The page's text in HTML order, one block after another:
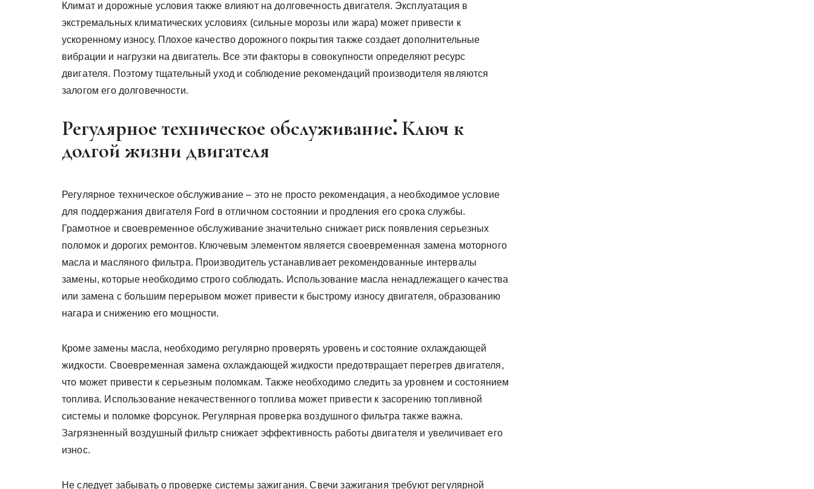
Климат и дорожные условия также влияют на долговечность двигателя. Эксплуатация в
экстремальных климатических условиях (сильные морозы или жара) может привести к
ускоренному износу. Плохое качество дорожного покрытия также создает дополнительные
вибрации и нагрузки на двигатель. Все эти факторы в совокупности определяют ресурс
двигателя. Поэтому тщательный уход и соблюдение рекомендаций производителя являются
залогом его долговечности.
Регулярное техническое обслуживание⁚ Ключ к
долгой жизни двигателя
Регулярное техническое обслуживание – это не просто рекомендация, а необходимое условие
для поддержания двигателя Ford в отличном состоянии и продления его срока службы.
Грамотное и своевременное обслуживание значительно снижает риск появления серьезных
поломок и дорогих ремонтов. Ключевым элементом является своевременная замена моторного
масла и масляного фильтра. Производитель устанавливает рекомендованные интервалы
замены, которые необходимо строго соблюдать. Использование масла ненадлежащего качества
или замена с большим перерывом может привести к быстрому износу двигателя, образованию
нагара и снижению его мощности.
Кроме замены масла, необходимо регулярно проверять уровень и состояние охлаждающей
жидкости. Своевременная замена охлаждающей жидкости предотвращает перегрев двигателя,
что может привести к серьезным поломкам. Также необходимо следить за уровнем и состоянием
топлива. Использование некачественного топлива может привести к засорению топливной
системы и поломке форсунок. Регулярная проверка воздушного фильтра также важна.
Загрязненный воздушный фильтр снижает эффективность работы двигателя и увеличивает его
износ.
Не следует забывать о проверке системы зажигания. Свечи зажигания требуют регулярной